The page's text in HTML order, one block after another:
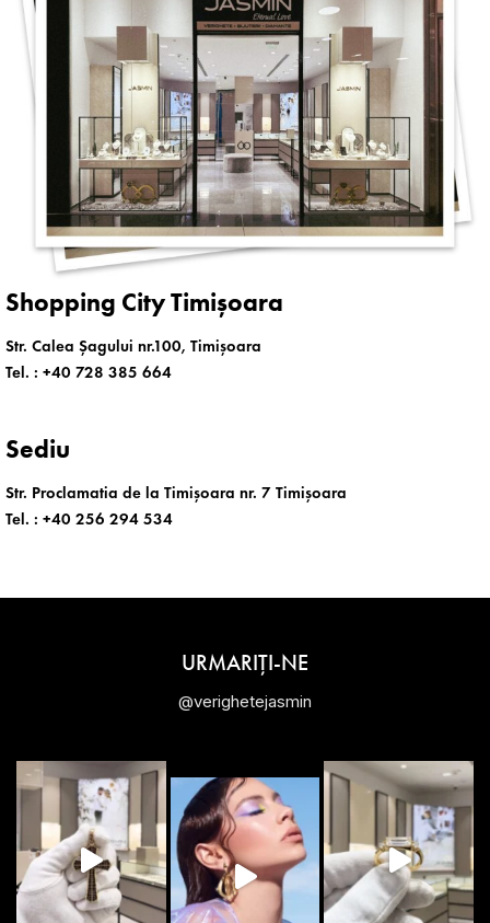
Shopping City Timișoara
Str. Calea Șagului nr.100, Timișoara
Tel. : +40 728 385 664
Sediu
Str. Proclamatia de la Timișoara nr. 7 Timișoara
Tel. : +40 256 294 534
URMARIȚI-NE
@verighetejasmin